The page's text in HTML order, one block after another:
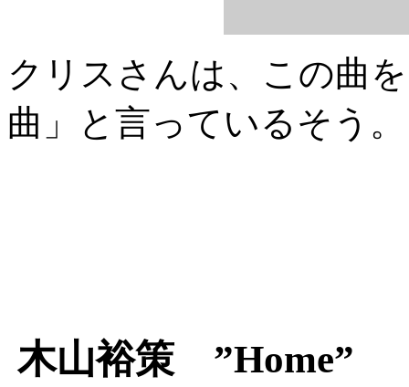
クリスさんは、この曲
曲」と言っているそう。
木山裕策 ”Home”